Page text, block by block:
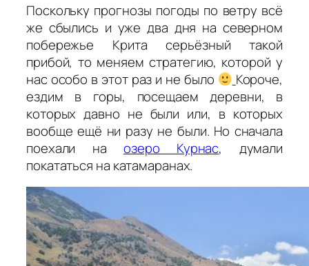
Поскольку прогнозы погоды по ветру всё
же сбылись и уже два дня на северном
побережье Крита серьёзный такой
прибой, то меняем стратегию, которой у
нас особо в этот раз и не было
Короче,
ездим в горы, посещаем деревни, в
которых давно не были или, в которых
вообще ещё ни разу не были. Но сначала
поехали на озеро Курнас, думали
покататься на катамаранах.